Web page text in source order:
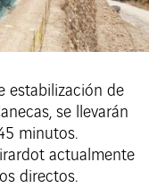
estabilización de
se llevarán
minutos.
actualmente
directos.